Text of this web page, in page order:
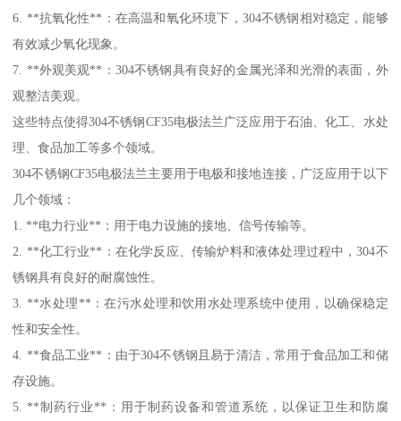
6. **抗氧化性**：在高温和氧化环境下，304不锈钢相对稳定，能够
有效减少氧化现象。
7. **外观美观**：304不锈钢具有良好的金属光泽和光滑的表面，外
观整洁美观。
这些特点使得304不锈钢CF35电极法兰广泛应用于石油、化工、水处
理、食品加工等多个领域。
304不锈钢CF35电极法兰主要用于电极和接地连接，广泛应用于以下
几个领域：
1. **电力行业**：用于电力设施的接地、信号传输等。
2. **化工行业**：在化学反应、传输炉料和液体处理过程中，304不
锈钢具有良好的耐腐蚀性。
3. **水处理**：在污水处理和饮用水处理系统中使用，以确保稳定
性和安全性。
4. **食品工业**：由于304不锈钢且易于清洁，常用于食品加工和储
存设施。
5. **制药行业**：用于制药设备和管道系统，以保证卫生和防腐